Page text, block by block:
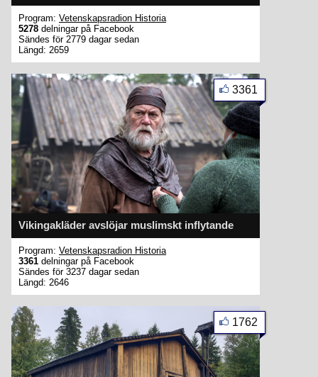
Program: Vetenskapsradion Historia
5278 delningar på Facebook
Sändes för 2779 dagar sedan
Längd: 2659
Vikingakläder avslöjar muslimskt inflytande
3361
Program: Vetenskapsradion Historia
3361 delningar på Facebook
Sändes för 3237 dagar sedan
Längd: 2646
1762